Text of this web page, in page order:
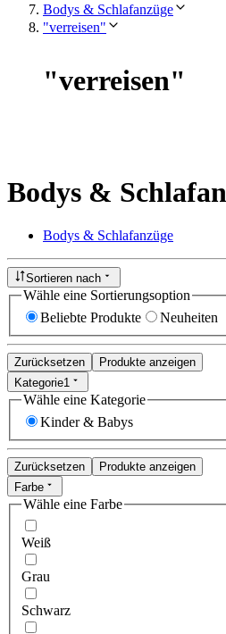
Bodys & Schlafanzüge
"verreisen"
"verreisen"
Bodys &
Bodys & Schlafanzüge
Sortieren nach
Wähle eine Sortierungsoption
Beliebte Produkte
Neuheiten
Zurücksetzen
Produkte anzeigen
Kategorie1
Wähle eine Kategorie
Kinder & Babys
Zurücksetzen
Produkte anzeigen
Farbe
Wähle eine Farbe
Weiß
Grau
Schwarz